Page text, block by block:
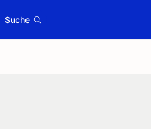
Suche